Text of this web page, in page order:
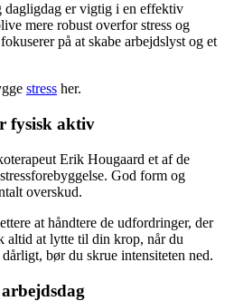
er vigtig i en effektiv
mere robust overfor stress og
på at skabe arbejdslyst og et
stress her.
fysisk aktiv
Erik Hougaard et af de
God form og
overskud.
at håndtere de udfordringer, der
altid at lytte til din krop, når du
bør du skrue intensiteten ned.